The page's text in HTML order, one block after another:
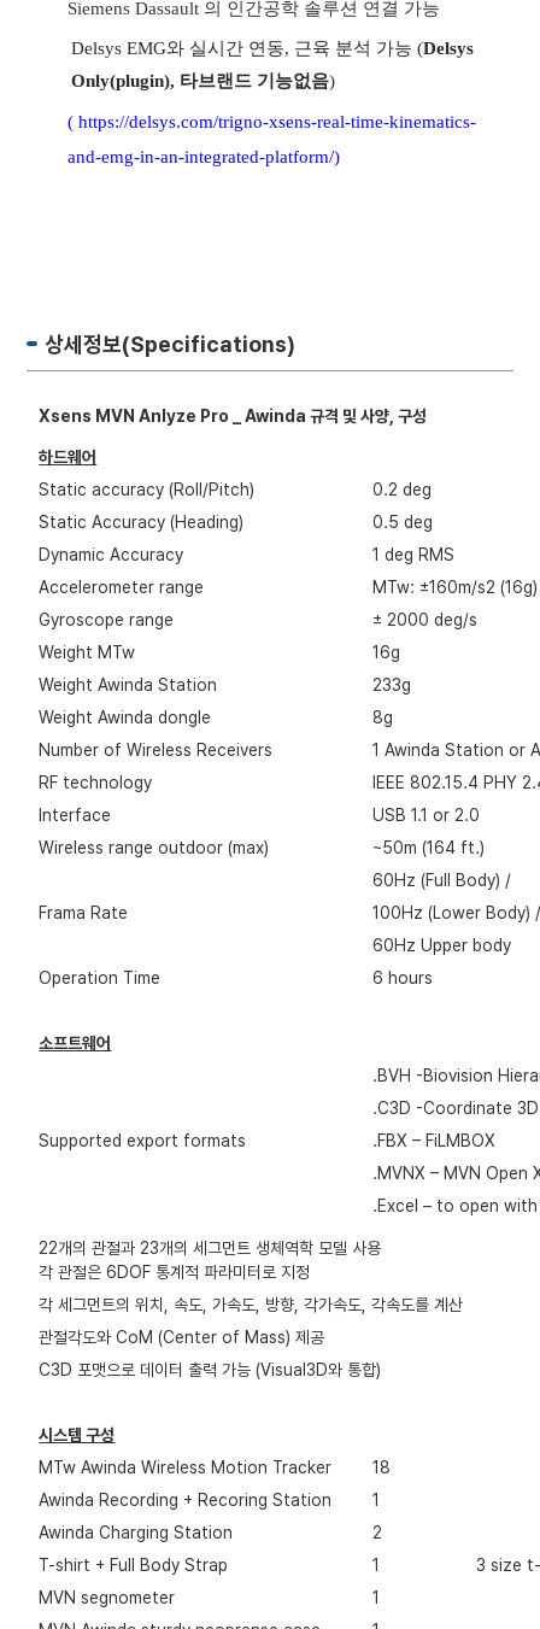
Siemens Dassault 의 인간공학 솔루션 연결 가능
Delsys EMG와 실시간 연동, 근육 분석 가능 (Delsys
Only(plugin), 타브랜드 기능없음)
( https://delsys.com/trigno-xsens-real-time-kinematics-
and-emg-in-an-integrated-platform/)
상세정보(Specifications)
Xsens MVN Anlyze Pro _ Awinda 규격 및 사양, 구성
하드웨어
Static accuracy (Roll/Pitch)
0.2 deg
Static Accuracy (Heading)
0.5 deg
Dynamic Accuracy
1 deg RMS
Accelerometer range
MTw: ±160m/s2 (16g)
Gyroscope range
± 2000 deg/s
Weight MTw
16g
Weight Awinda Station
233g
Weight Awinda dongle
8g
Number of Wireless Receivers
1 Awinda Station or
RF technology
IEEE 802.15.4 PHY
Interface
USB 1.1 or 2.0
Wireless range outdoor (max)
~50m (164 ft.)
Frama Rate
60Hz (Full Body) /
100Hz (Lower Body)
60Hz Upper body
Operation Time
6 hours
소프트웨어
Supported export formats
.BVH -Biovision
.C3D -Coordinate
.FBX – FiLMBOX
.MVNX – MVN Open
.Excel – to open
22개의 관절과 23개의 세그먼트 생체역학 모델 사용
각 관절은 6DOF 통계적 파라미터로 지정
각 세그먼트의 위치, 속도, 가속도, 방향, 각가속도, 각속도를 계산
관절각도와 CoM (Center of Mass) 제공
C3D 포맷으로 데이터 출력 가능 (Visual3D와 통합)
시스템 구성
MTw Awinda Wireless Motion Tracker
18
Awinda Recording + Recoring Station
1
Awinda Charging Station
2
T-shirt + Full Body Strap
1
3 size
MVN segnometer
1